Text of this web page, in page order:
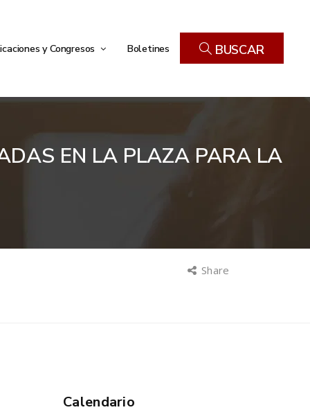
y Congresos Boletines BUSCAR
EN LA PLAZA PARA LA
Share
Calendario